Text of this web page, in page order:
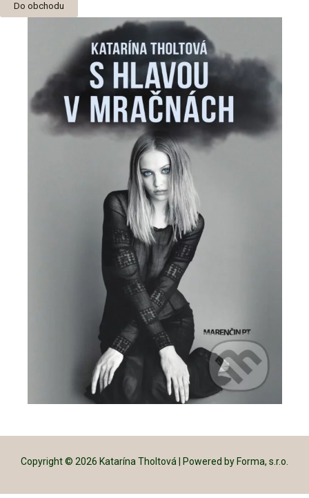
Do obchodu
Copyright © 2026 Katarína Tholtová | Powered by Forma, s.r.o.